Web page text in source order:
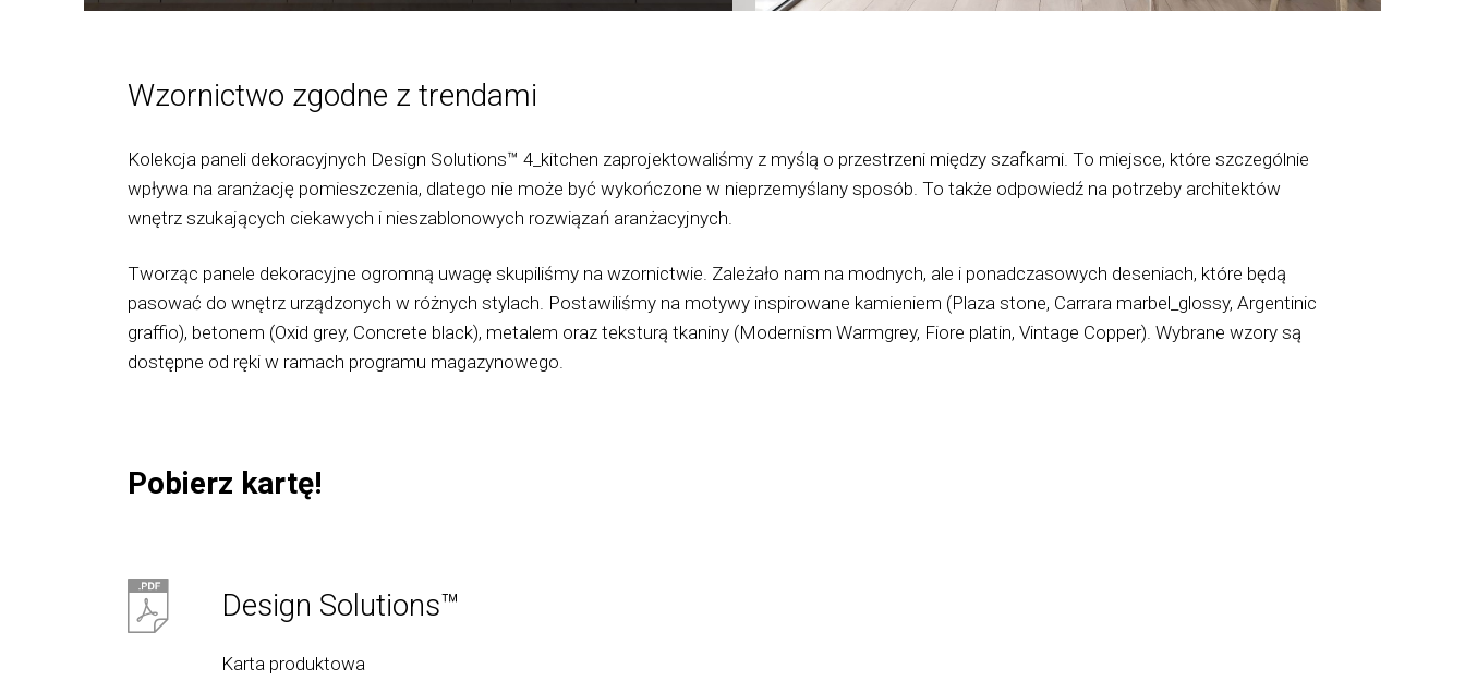
Wzornictwo zgodne z trendami
Kolekcja paneli dekoracyjnych Design Solutions™ 4_kitchen zaprojektowaliśmy z myślą o przestrzeni między szafkami. To miejsce, które szczególnie
wpływa na aranżację pomieszczenia, dlatego nie może być wykończone w nieprzemyślany sposób. To także odpowiedź na potrzeby architektów
wnętrz szukających ciekawych i nieszablonowych rozwiązań aranżacyjnych.
Tworząc panele dekoracyjne ogromną uwagę skupiliśmy na wzornictwie. Zależało nam na modnych, ale i ponadczasowych deseniach, które będą
pasować do wnętrz urządzonych w różnych stylach. Postawiliśmy na motywy inspirowane kamieniem (Plaza stone, Carrara marbel_glossy, Argentinic
graffio), betonem (Oxid grey, Concrete black), metalem oraz teksturą tkaniny (Modernism Warmgrey, Fiore platin, Vintage Copper). Wybrane wzory są
dostępne od ręki w ramach programu magazynowego.
Pobierz kartę!
Design Solutions™
Karta produktowa